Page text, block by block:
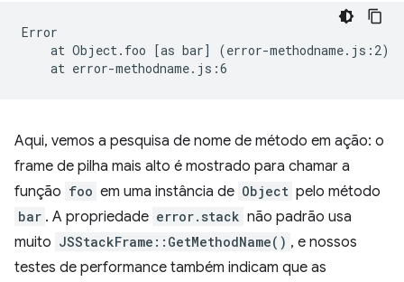
at Object.foo [as bar] (error-methodname.js:2)
at
Aqui, vemos a pesquisa de nome de método em ação: o
frame de pilha mais alto é mostrado para chamar a
função foo em uma instância de Object pelo método
bar . A propriedade error.stack não padrão usa
muito JSStackFrame::GetMethodName() , e nossos
testes de performance também indicam que as